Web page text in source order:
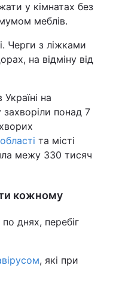
у кімнатах без
меблів.
Черги з ліжками
на відміну від
на
понад 7
та місті
межу 330 тисяч
кожному
по днях, перебіг
, які при